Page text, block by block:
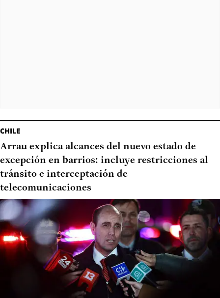
CHILE
Arrau explica alcances del nuevo estado de
excepción en barrios: incluye restricciones al
tránsito e interceptación de
telecomunicaciones